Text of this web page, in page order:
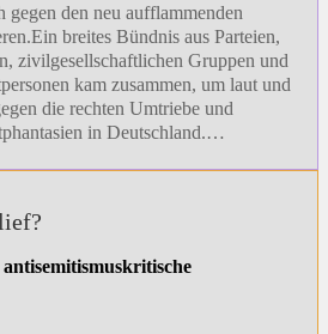
den neu aufflammenden
breites Bündnis aus Parteien,
zivilgesellschaftlichen Gruppen und
kam zusammen, um laut und
die rechten Umtriebe und
in Deutschland.…